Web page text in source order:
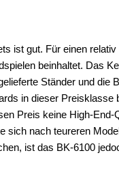
ist gut. Für einen
beinhaltet. Das
Ständer und die
in dieser Preisklasse
Preis keine High-End-
sich nach teureren
ist das BK-6100